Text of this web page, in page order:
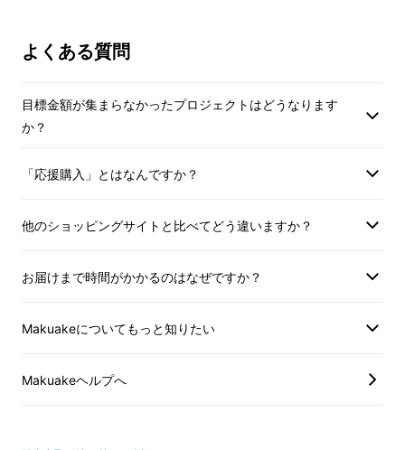
去
することができます。
（CASA）とディープニューラルネットワーク
よくある質問
目標金額が集まらなかったプロジェクトはどうなります
か？
「応援購入」とはなんですか？
他のショッピングサイトと比べてどう違いますか？
お届けまで時間がかかるのはなぜですか？
Makuakeについてもっと知りたい
Makuakeヘルプへ